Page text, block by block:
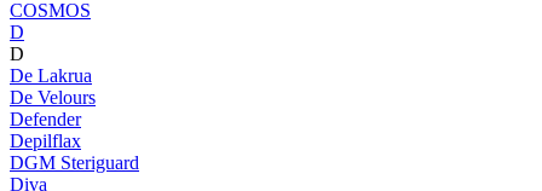
COSMOS
D
D
De Lakrua
De Velours
Defender
Depilflax
DGM Steriguard
Diva